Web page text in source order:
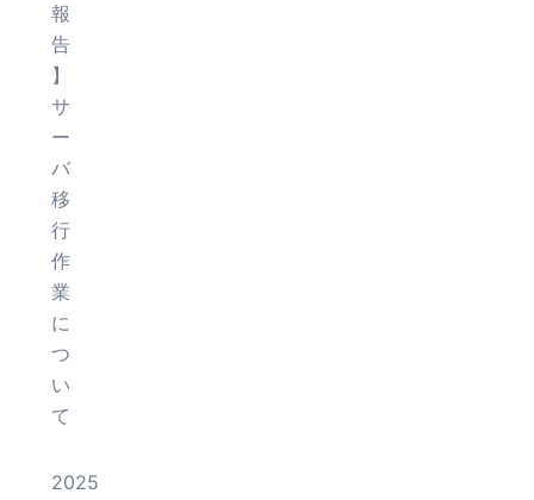
報
告
】
サ
ー
バ
移
行
作
業
に
つ
い
て
2025